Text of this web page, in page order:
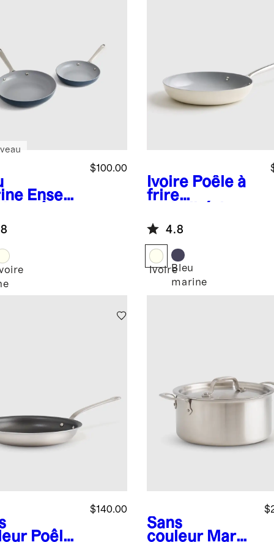
Ensem
$100.00
Ivoire Poêle à
frire
en céramique
de 10 po
4.8
IvoireBleu
marine
Poêle
$140.00
Sans
couleur Marm